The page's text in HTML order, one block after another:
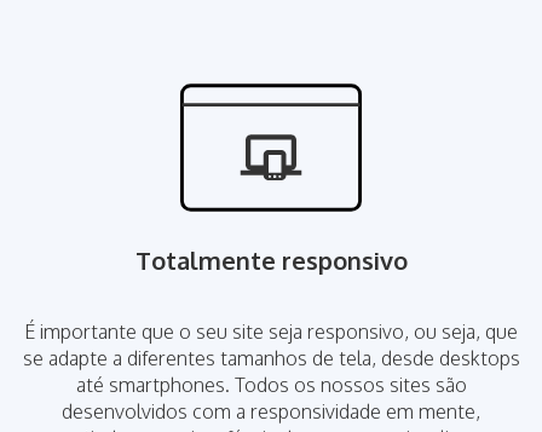
Totalmente responsivo
É importante que o seu site seja responsivo, ou seja, que
se adapte a diferentes tamanhos de tela, desde desktops
até smartphones. Todos os nossos sites são
desenvolvidos com a responsividade em mente,